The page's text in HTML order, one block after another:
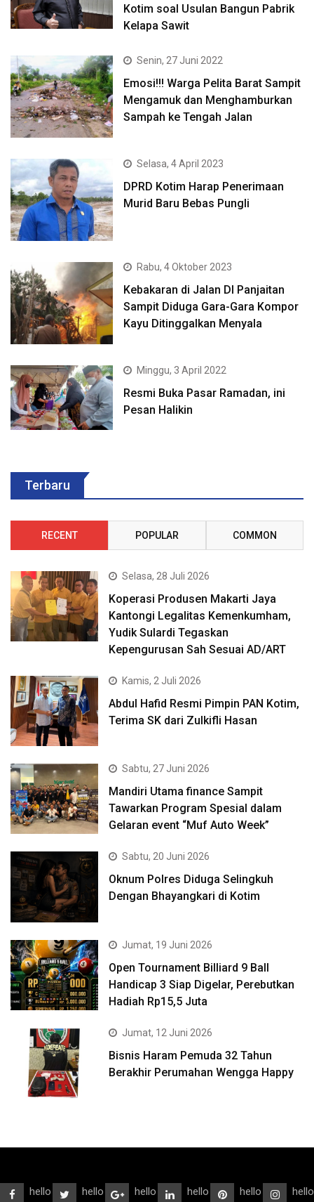
Kotim soal Usulan Bangun Pabrik
Kelapa Sawit
Senin, 27 Juni 2022
Emosi!!! Warga Pelita Barat Sampit
Mengamuk dan Menghamburkan
Sampah ke Tengah Jalan
Selasa, 4 April 2023
DPRD Kotim Harap Penerimaan
Murid Baru Bebas Pungli
Rabu, 4 Oktober 2023
Kebakaran di Jalan DI Panjaitan
Sampit Diduga Gara-Gara Kompor
Kayu Ditinggalkan Menyala
Minggu, 3 April 2022
Resmi Buka Pasar Ramadan, ini
Pesan Halikin
Terbaru
RECENT POPULAR COMMON
Selasa, 28 Juli 2026
Koperasi Produsen Makarti Jaya
Kantongi Legalitas Kemenkumham,
Yudik Sulardi Tegaskan
Kepengurusan Sah Sesuai AD/ART
Kamis, 2 Juli 2026
Abdul Hafid Resmi Pimpin PAN Kotim,
Terima SK dari Zulkifli Hasan
Sabtu, 27 Juni 2026
Mandiri Utama finance Sampit
Tawarkan Program Spesial dalam
Gelaran event “Muf Auto Week”
Sabtu, 20 Juni 2026
Oknum Polres Diduga Selingkuh
Dengan Bhayangkari di Kotim
Jumat, 19 Juni 2026
Open Tournament Billiard 9 Ball
Handicap 3 Siap Digelar, Perebutkan
Hadiah Rp15,5 Juta
Jumat, 12 Juni 2026
Bisnis Haram Pemuda 32 Tahun
Berakhir Perumahan Wengga Happy
hello hello hello hello hello hello